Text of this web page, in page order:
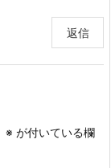
返信
※ が付いている欄